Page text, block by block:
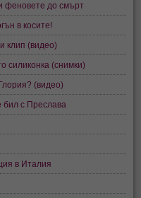
феновете до смърт
в косите!
клип (видео)
силиконка (снимки)
(видео)
бил с Преслава
в Италия